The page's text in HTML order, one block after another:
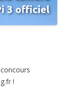
!